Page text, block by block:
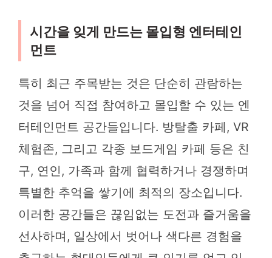
시간을 잊게 만드는 몰입형 엔터테인
먼트
특히 최근 주목받는 것은 단순히 관람하는
것을 넘어 직접 참여하고 몰입할 수 있는 엔
터테인먼트 공간들입니다. 방탈출 카페, VR
체험존, 그리고 각종 보드게임 카페 등은 친
구, 연인, 가족과 함께 협력하거나 경쟁하며
특별한 추억을 쌓기에 최적의 장소입니다.
이러한 공간들은 끊임없는 도전과 즐거움을
선사하며, 일상에서 벗어나 색다른 경험을